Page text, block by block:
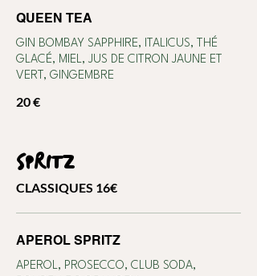
QUEEN TEA
GIN BOMBAY SAPPHIRE, ITALICUS, THÉ
GLACÉ, MIEL, JUS DE CITRON JAUNE ET
VERT, GINGEMBRE
20 €
SPRITZ
CLASSIQUES 16€
APEROL SPRITZ
APEROL, PROSECCO, CLUB SODA,